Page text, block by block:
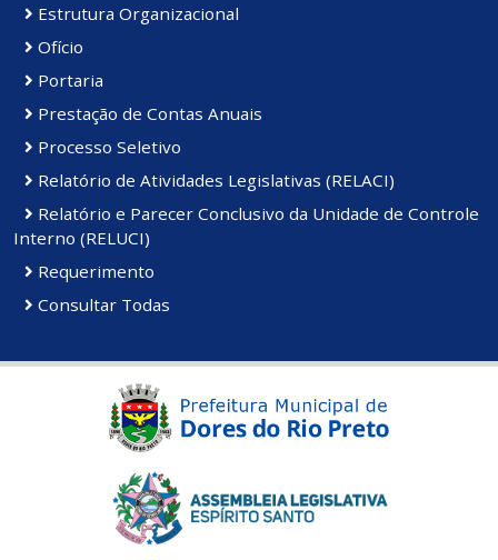
Estrutura Organizacional
Ofício
Portaria
Prestação de Contas Anuais
Processo Seletivo
Relatório de Atividades Legislativas (RELACI)
Relatório e Parecer Conclusivo da Unidade de Controle
Interno (RELUCI)
Requerimento
Consultar Todas